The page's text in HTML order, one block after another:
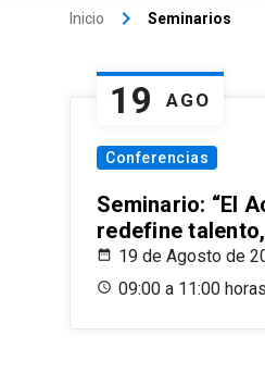
Inicio keyboard_arrow_right Seminarios
19 AGO
Conferencias
Seminario: “El
redefine
19 de Agosto de
09:00 a 11:00 horas